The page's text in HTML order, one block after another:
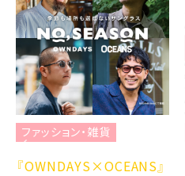
ファッション・雑貨
『OWNDAYS×OCEANS』